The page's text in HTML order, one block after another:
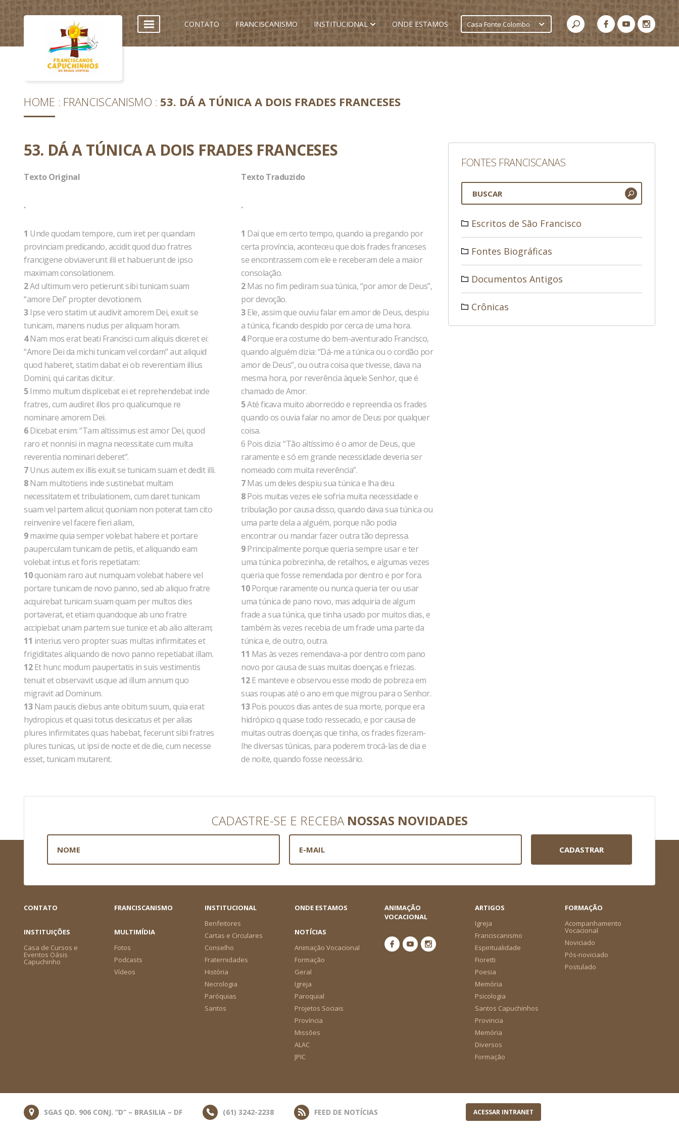
CONTATO FRANCISCANISMO INSTITUCIONAL ONDE ESTAMOS Casa Fonte Colombo
HOME FRANCISCANISMO 53. DÁ A TÚNICA A DOIS FRADES FRANCESES
53. DÁ A TÚNICA A DOIS FRADES FRANCESES
Texto Original
.
1 Unde quodam tempore, cum iret per quandam
provinciam predicando, accidit quod duo fratres
francigene obviaverunt illi et habuerunt de ipso
maximam consolationem.
2Ad ultimum vero petierunt sibi tunicam suam
“amore Dei” propter devotionem.
3Ipse vero statim ut audivit amorem Dei, exuit se
tunicam, manens nudus per aliquam horam.
4Nam mos erat beati Francisci cum aliquis diceret ei:
“Amore Dei da michi tunicam vel cordam” aut aliquid
quod haberet, statim dabat ei ob reverentiam illius
Domini, qui caritas dicitur.
5Immo multum displicebat ei et reprehendebat inde
fratres, cum audiret illos pro qualicumque re
nominare amorem Dei.
6Dicebat enim: “Tam altissimus est amor Dei, quod
raro et nonnisi in magna necessitate cum multa
reverentia nominari deberet”.
7Unus autem ex illis exuit se tunicam suam et dedit illi.
8Nam multotiens inde sustinebat multam
necessitatem et tribulationem, cum daret tunicam
suam vel partem alicui; quoniam non poterat tam cito
reinvenire vel facere fieri aliam,
9maxime quia semper volebat habere et portare
pauperculam tunicam de petiis, et aliquando eam
volebat intus et foris repetiatam:
10quoniam raro aut numquam volebat habere vel
portare tunicam de novo panno, sed ab aliquo fratre
acquirebat tunicam suam quam per multos dies
portaverat, et etiam quandoque ab uno fratre
accipiebat unam partem sue tunice et ab alio alteram;
11 interius vero propter suas multas infirmitates et
frigiditates aliquando de novo panno repetiabat illam.
12Et hunc modum paupertatis in suis vestimentis
tenuit et observavit usque ad illum annum quo
migravit ad Dominum.
13Nam paucis diebus ante obitum suum, quia erat
hydropicus et quasi totus desiccatus et per alias
plures infirmitates quas habebat, fecerunt sibi fratres
plures tunicas, ut ipsi de nocte et de die, cum necesse
esset, tunicam mutarent.
Texto Traduzido
.
1 Daí que em certo tempo, quando ia pregando por
certa província, aconteceu que dois frades franceses
se encontrassem com ele e receberam dele a maior
consolação.
2Mas no fim pediram sua túnica, “por amor de Deus”,
por devoção.
3Ele, assim que ouviu falar em amor de Deus, despiu
a túnica, ficando despido por cerca de uma hora.
4Porque era costume do bem-aventurado Francisco,
quando alguém dizia: “Dá-me a túnica ou o cordão por
amor de Deus”, ou outra coisa que tivesse, dava na
mesma hora, por reverência àquele Senhor, que é
chamado de Amor.
5Até ficava muito aborrecido e repreendia os frades
quando os ouvia falar no amor de Deus por qualquer
coisa.
6 Pois dizia: “Tão altíssimo é o amor de Deus, que
raramente e só em grande necessidade deveria ser
nomeado com muita reverência”.
7Mas um deles despiu sua túnica e lha deu.
8Pois muitas vezes ele sofria muita necessidade e
tribulação por causa disso, quando dava sua túnica ou
uma parte dela a alguém, porque não podia
encontrar ou mandar fazer outra tão depressa.
9Principalmente porque queria sempre usar e ter
uma túnica pobrezinha, de retalhos, e algumas vezes
queria que fosse remendada por dentro e por fora.
10Porque raramente ou nunca queria ter ou usar
uma túnica de pano novo, mas adquiria de algum
frade a sua túnica, que tinha usado por muitos dias, e
também às vezes recebia de um frade uma parte da
túnica e, de outro, outra.
11 Mas às vezes remendava-a por dentro com pano
novo por causa de suas muitas doenças e friezas.
12E manteve e observou esse modo de pobreza em
suas roupas até o ano em que migrou para o Senhor.
13Pois poucos dias antes de sua morte, porque era
hidrópico q quase todo ressecado, e por causa de
muitas outras doenças que tinha, os frades fizeram-
lhe diversas túnicas, para poderem trocá-las de dia e
de noite, quando fosse necessário.
FONTES FRANCISCANAS
Escritos de São Francisco
Fontes Biográficas
Documentos Antigos
Crônicas
CADASTRE-SE E RECEBA NOSSAS NOVIDADES
CADASTRAR
CONTATO FRANCISCANISMO
INSTITUCIONAL
Benfeitores
Cartas e Circulares
Conselho
Fraternidades
História
Necrologia
Paróquias
Santos
ONDE ESTAMOS
ANIMAÇÃO
VOCACIONAL
ARTIGOS
Igreja
Franciscanismo
Espiritualidade
Fioretti
Poesia
Memória
Psicologia
Santos Capuchinhos
Provincia
Memória
Diversos
Formação
FORMAÇÃO
Acompanhamento
Vocacional
Noviciado
Pós-noviciado
Postulado
INSTITUIÇÕES
Casa de Cursos e
Eventos Oásis
Capuchinho
MULTIMÍDIA
Fotos
Podcasts
Vídeos
NOTÍCIAS
Animação Vocacional
Formação
Geral
Igreja
Paroquial
Projetos Sociais
Província
Missões
ALAC
JPIC
SGAS QD. 906 CONJ. “D” – BRASILIA – DF (61) 3242-2238 FEED DE NOTÍCIAS ACESSAR INTRANET